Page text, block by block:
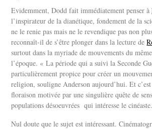
Evidemment, Dodd fait immédiatement penser à
l’inspirateur de la dianétique, fondement de la
ne le renie pas mais ne le revendique pas non
reconnaît-il de s’être plonger dans la lecture de
surtout dans la myriade de mouvements du
l’époque. « La période qui a suivi la Seconde
particulièrement propice pour créer un
religion, souligne Anderson aujourd’hui. Et
floraison motivée par une singulière quête de
populations désoeuvrées qui intéresse le cinéaste.
Nul doute que le sujet est intéressant.